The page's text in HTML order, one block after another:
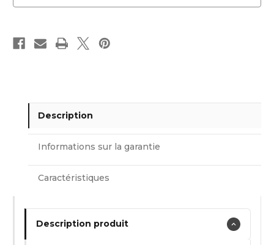
Description
Informations sur la garantie
Caractéristiques
Description produit